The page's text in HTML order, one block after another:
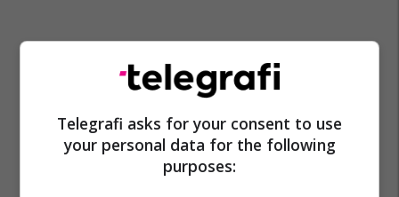
Telegrafi asks for your consent to use
your personal data for the following
purposes: